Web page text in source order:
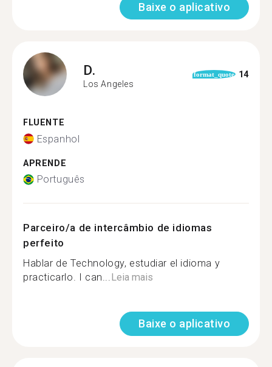
Baixe o aplicativo
D.
Los Angeles
format_quote 14
FLUENTE
Espanhol
APRENDE
Português
Parceiro/a de intercâmbio de idiomas
perfeito
Hablar de Technology, estudiar el idioma y
practicarlo. I can...Leia mais
Baixe o aplicativo